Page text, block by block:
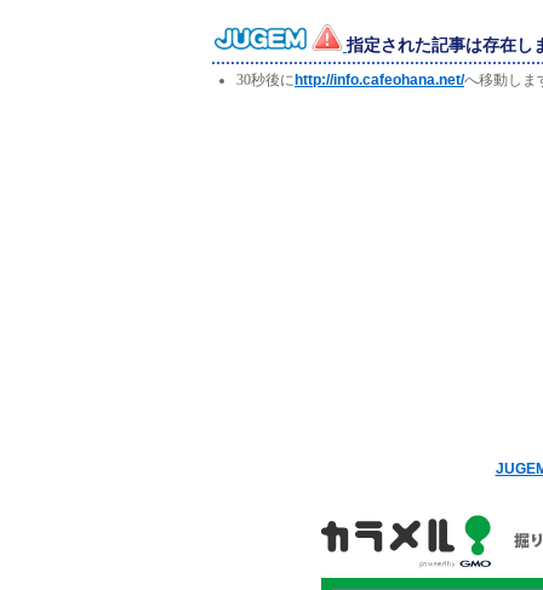
指定された記事は存在し
30秒後に http://info.cafeohana.net/へ移動しま